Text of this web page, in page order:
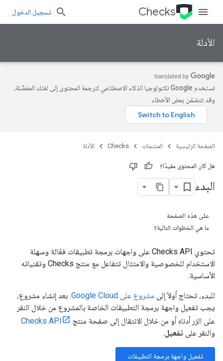
Checks تسجيل الدخول
الأدلة
تستخدم Google تكنولوجيا الذكاء الاصطناعي لترجمة المحتوى إلى لغتك المفضّلة،
وقد تتضمّن بعض الأخطاء.
الصفحة الرئيسية المنتجات Checks الأدلة
هل كان المحتوى مفيدًا؟
البدء
على هذه الصفحة
ما هي الخطوات التالية؟
تحتوي Checks API على واجهات برمجة تطبيقات فعّالة وسهلة
الاستخدام للخصوصية والامتثال تتفاعل مع منتج Checks وتقنياته
الأساسية.
للبدء، تحتاج أولاً إلى مشروع على Google Cloud
. بعد إنشاء مشروع،
يجب تفعيل واجهة برمجة التطبيقات الخاصة بالمشروع من خلال النقر
على الزر أدناه أو من خلال الانتقال إلى صفحة منتج
Checks API
والنقر على تفعيل.
تفعيل واجهة برمجة التطبيقات